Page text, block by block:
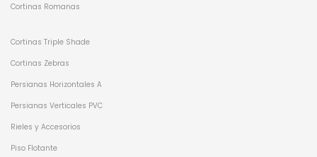
Cortinas Romanas
Cortinas Triple Shade
Cortinas Zebras
Persianas Horizontales A
Persianas Verticales PVC
Rieles y Accesorios
Piso Flotante